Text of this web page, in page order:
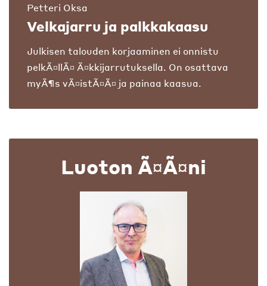
Petteri Oksa
Velkajarru ja palkkakaasu
Julkisen talouden korjaaminen ei onnistu
pelkÃ¤llÃ¤ Ã¤kkijarrutuksella. On osattava
myÃ¶s vÃ¤istÃ¤Ã¤ ja painaa kaasua.
Luoton Ã¤Ã¤ni